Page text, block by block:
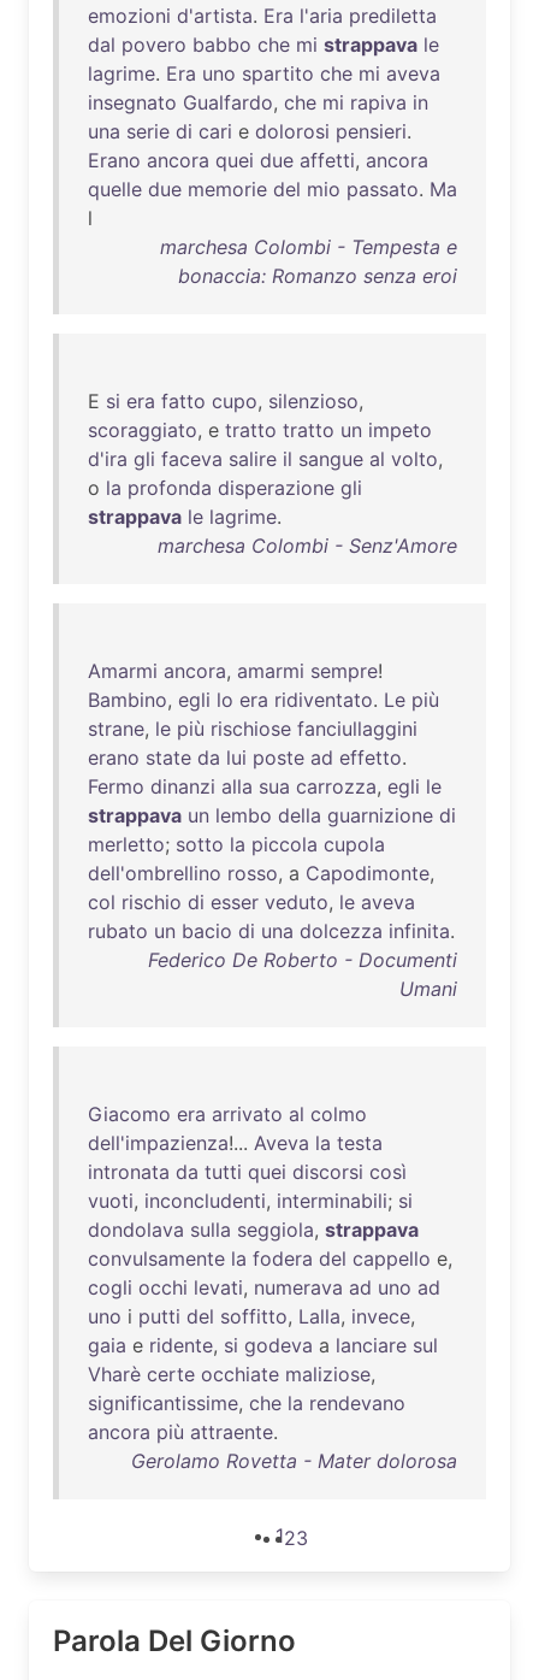
emozioni d'artista. Era l'aria prediletta
dal povero babbo che mi strappava le
lagrime. Era uno spartito che mi aveva
insegnato Gualfardo, che mi rapiva in
una serie di cari e dolorosi pensieri.
Erano ancora quei due affetti, ancora
quelle due memorie del mio passato. Ma
l
marchesa Colombi - Tempesta e
bonaccia: Romanzo senza eroi
E si era fatto cupo, silenzioso,
scoraggiato, e tratto tratto un impeto
d'ira gli faceva salire il sangue al volto,
o la profonda disperazione gli
strappava le lagrime.
marchesa Colombi - Senz'Amore
Amarmi ancora, amarmi sempre!
Bambino, egli lo era ridiventato. Le più
strane, le più rischiose fanciullaggini
erano state da lui poste ad effetto.
Fermo dinanzi alla sua carrozza, egli le
strappava un lembo della guarnizione di
merletto; sotto la piccola cupola
dell'ombrellino rosso, a Capodimonte,
col rischio di esser veduto, le aveva
rubato un bacio di una dolcezza infinita.
Federico De Roberto - Documenti
Umani
Giacomo era arrivato al colmo
dell'impazienza!... Aveva la testa
intronata da tutti quei discorsi così
vuoti, inconcludenti, interminabili; si
dondolava sulla seggiola, strappava
convulsamente la fodera del cappello e,
cogli occhi levati, numerava ad uno ad
uno i putti del soffitto, Lalla, invece,
gaia e ridente, si godeva a lanciare sul
Vharè certe occhiate maliziose,
significantissime, che la rendevano
ancora più attraente.
Gerolamo Rovetta - Mater dolorosa
123
Parola Del Giorno